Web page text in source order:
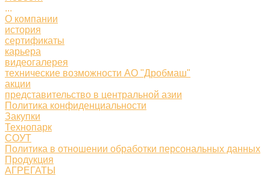
...
О компании
история
сертификаты
карьера
видеогалерея
технические возможности АО "Дробмаш"
акции
представительство в центральной азии
Политика конфиденциальности
Закупки
Технопарк
СОУТ
Политика в отношении обработки персональных данных
Продукция
АГРЕГАТЫ